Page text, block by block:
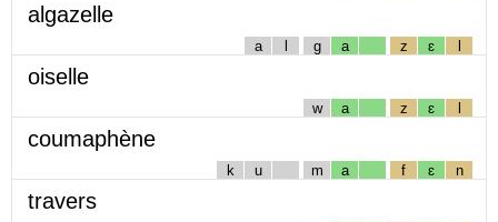
algazelle
a l g a z ɛ l
oiselle
w a z ɛ l
coumaphène
k u m a f ɛ n
travers